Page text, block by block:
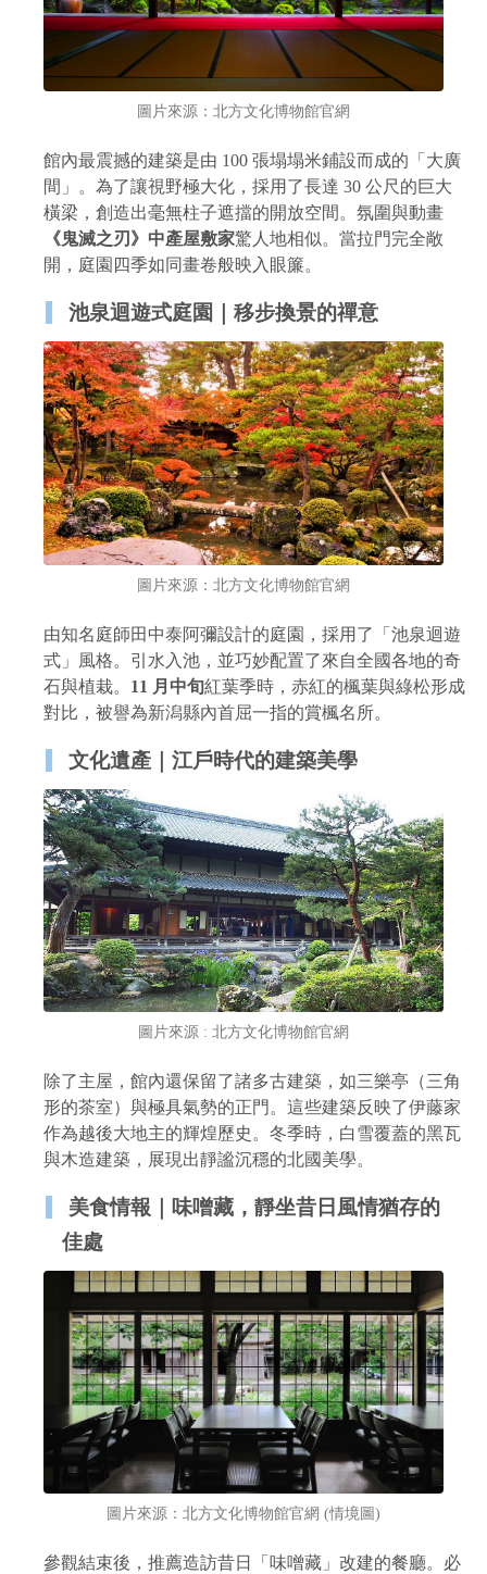
圖片來源：北方文化博物館官網
館內最震撼的建築是由 100 張塌塌米鋪設而成的「大廣
間」。為了讓視野極大化，採用了長達 30 公尺的巨大
橫梁，創造出毫無柱子遮擋的開放空間。氛圍與動畫
《鬼滅之刃》中產屋敷家驚人地相似。當拉門完全敞
開，庭園四季如同畫卷般映入眼簾。
池泉迴遊式庭園｜移步換景的禪意
圖片來源：北方文化博物館官網
由知名庭師田中泰阿彌設計的庭園，採用了「池泉迴遊
式」風格。引水入池，並巧妙配置了來自全國各地的奇
石與植栽。 11 月中旬紅葉季時，赤紅的楓葉與綠松形成
對比，被譽為新潟縣內首屈一指的賞楓名所。
文化遺產｜江戶時代的建築美學
圖片來源 : 北方文化博物館官網
除了主屋，館內還保留了諸多古建築，如三樂亭（三角
形的茶室）與極具氣勢的正門。這些建築反映了伊藤家
作為越後大地主的輝煌歷史。冬季時，白雪覆蓋的黑瓦
與木造建築，展現出靜謐沉穩的北國美學。
美食情報｜味噌藏，靜坐昔日風情猶存的
佳處
圖片來源：北方文化博物館官網 (情境圖)
參觀結束後，推薦造訪昔日「味噌藏」改建的餐廳。必